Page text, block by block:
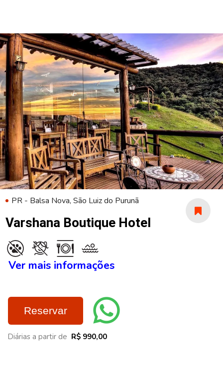
PR - Balsa Nova, São Luiz do Purunã
Varshana Boutique Hotel
Ver mais informações
Reservar
Diárias a partir de R$ 990,00